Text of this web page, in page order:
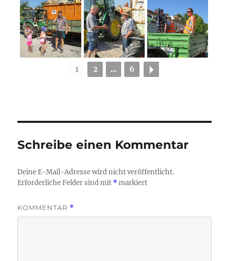
1 2 ... 6
Schreibe einen Kommentar
Deine E-Mail-Adresse wird nicht veröffentlicht.
Erforderliche Felder sind mit *markiert
KOMMENTAR *